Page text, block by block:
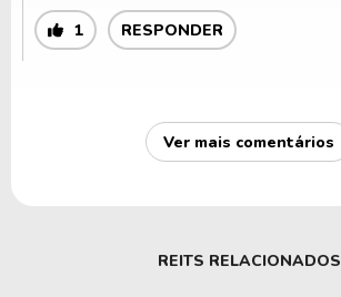
1 RESPONDER
Ver mais comentários
REITS RELACIONADOS